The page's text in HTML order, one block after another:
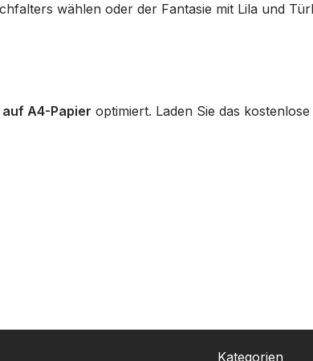
wählen oder der Fantasie mit Lila und
A4-Papier optimiert. Laden Sie das
Kategorien